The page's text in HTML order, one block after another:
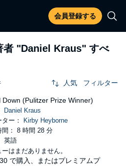
会員登録する
者 "Daniel Kraus" すべ
人気 フィルター
Down (Pulitzer Prize Winner)
Daniel Kraus
ー：
Kirby Heyborne
間： 8 時間 28 分
英語
ーはまだありません。
で購入、またはプレミアムプ